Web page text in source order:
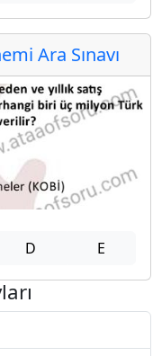
Ara Sınavı
D E